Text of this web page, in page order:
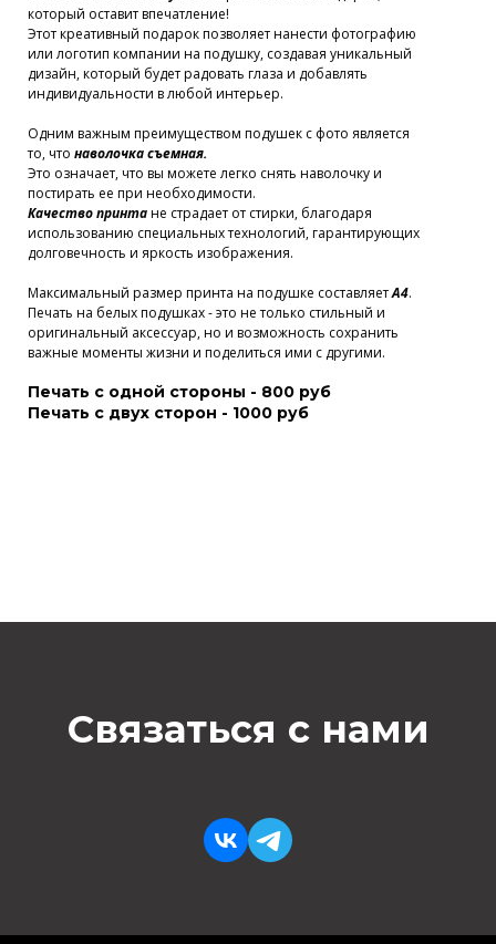
Печать с одной стороны - 800 руб
Печать с двух сторон - 1000 руб
который оставит впечатление!
Этот креативный подарок позволяет нанести фотографию
или логотип компании на подушку, создавая уникальный
дизайн, который будет радовать глаза и добавлять
индивидуальности в любой интерьер.
Одним важным преимуществом подушек с фото является
то, что наволочка съемная.
Это означает, что вы можете легко снять наволочку и
постирать ее при необходимости.
Качество принтане страдает от стирки, благодаря
использованию специальных технологий, гарантирующих
долговечность и яркость изображения.
Максимальный размер принта на подушке составляетА4.
Печать на белых подушках - это не только стильный и
оригинальный аксессуар, но и возможность сохранить
важные моменты жизни и поделиться ими с другими.
Связаться с нами